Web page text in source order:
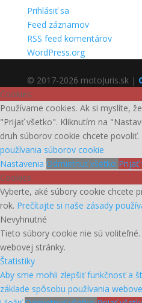
Prihlásiť sa
Feed záznamov
RSS feed komentárov
WordPress.org
© 2017-2026 motoJuris.sk |
Cookies
Používame cookies. Ak si myslíte,
"Prijať všetko". Kliknutím na
druh súborov cookie chcete povoliť.
používania súborov cookie
Nastavenia Odmietnuť všetko Prijať
Cookies
Vyberte, aké súbory cookie chcete
rok. Prečítajte si naše zásady
Nevyhnutné
Tieto súbory cookie nie sú
webovej stránky.
Štatistiky
Aby sme mohli zlepšiť funkčnosť a
základe spôsobu používania